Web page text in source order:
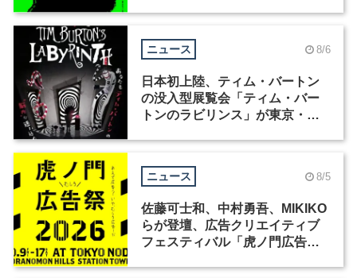
ニュース 8/6
日本初上陸、ティム・バートン
の没入型展覧会「ティム・バー
トンのラビリンス」が東京・豊
ニュース 8/5
佐藤可士和、中村勇吾、MIKIKO
らが登壇、広告クリエイティブ
フェスティバル「虎ノ門広告